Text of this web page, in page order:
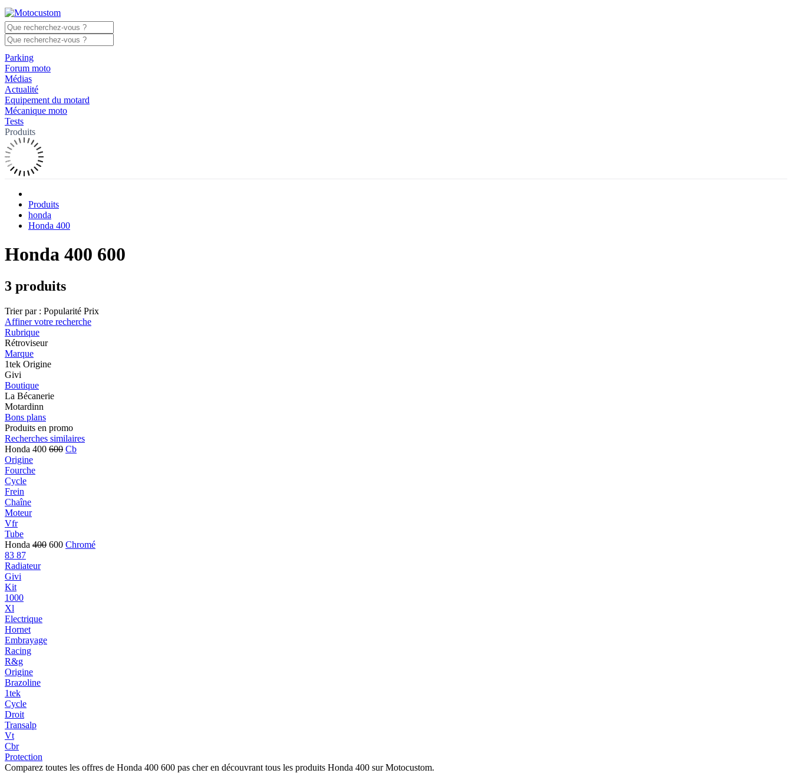
Parking
Forum moto
Médias
Actualité
Equipement du motard
Mécanique moto
Tests
Produits
Produits
honda
Honda 400
Honda 400 600
3 produits
Trier par : Popularité Prix
Affiner votre recherche
Rubrique
Rétroviseur
Marque
1tek Origine
Givi
Boutique
La Bécanerie
Motardinn
Bons plans
Produits en promo
Recherches similaires
Honda 400 600 Cb
Origine
Fourche
Cycle
Frein
Chaîne
Moteur
Vfr
Tube
Honda 400 600 Chromé
83 87
Radiateur
Givi
Kit
1000
Xl
Electrique
Hornet
Embrayage
Racing
R&g
Origine
Brazoline
1tek
Cycle
Droit
Transalp
Vt
Cbr
Protection
Comparez toutes les offres de Honda 400 600 pas cher en découvrant tous les produits Honda 400 sur Motocustom.